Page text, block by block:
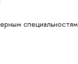
специальностям